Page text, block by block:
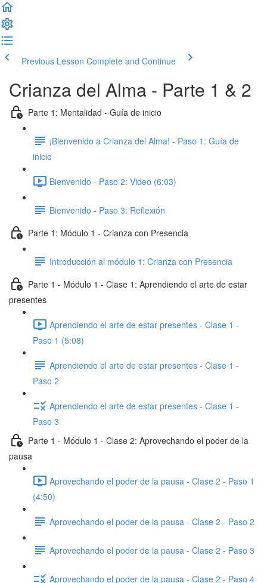
Previous Lesson Complete and Continue
Crianza del Alma - Parte 1 & 2
Parte 1: Mentalidad - Guía de inicio
¡Bienvenido a Crianza del Alma! - Paso 1: Guía de
inicio
Bienvenido - Paso 2: Video (6:03)
Bienvenido - Paso 3: Reflexión
Parte 1: Módulo 1 - Crianza con Presencia
Introducción al módulo 1: Crianza con Presencia
Parte 1 - Módulo 1 - Clase 1: Aprendiendo el arte de estar
presentes
Aprendiendo el arte de estar presentes - Clase 1 -
Paso 1 (5:08)
Aprendiendo el arte de estar presentes - Clase 1 -
Paso 2
Aprendiendo el arte de estar presentes - Clase 1 -
Paso 3
Parte 1 - Módulo 1 - Clase 2: Aprovechando el poder de la
pausa
Aprovechando el poder de la pausa - Clase 2 - Paso 1
(4:50)
Aprovechando el poder de la pausa - Clase 2 - Paso 2
Aprovechando el poder de la pausa - Clase 2 - Paso 3
Aprovechando el poder de la pausa - Clase 2 - Paso 4